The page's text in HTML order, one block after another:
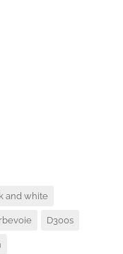
and white
D300s